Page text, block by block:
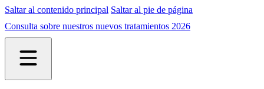
Saltar al contenido principal Saltar al pie de página
Consulta sobre nuestros nuevos tratamientos 2026